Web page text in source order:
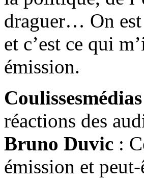
draguer… On est
et c’est ce qui
émission.
Coulissesmédias
réactions des
Bruno Duvic :
émission et